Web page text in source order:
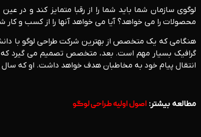
لوگوی سازمان شما باید شما را از رقبا متمایز کند و در
محصولات را می خواهد؟ آیا می خواهد آنها را از کسب و
هنگامی که یک متخصص از بهترین شرکت طراحی لوگو با
گرافیک بسیار مهم است. بعد، متخصص تصمیم می گیرد که
انتقال پیام خود به مخاطبان هدف خواهد داشت. او که سال
مطالعه بیشتر: اصول اولیه طراحی لوگو